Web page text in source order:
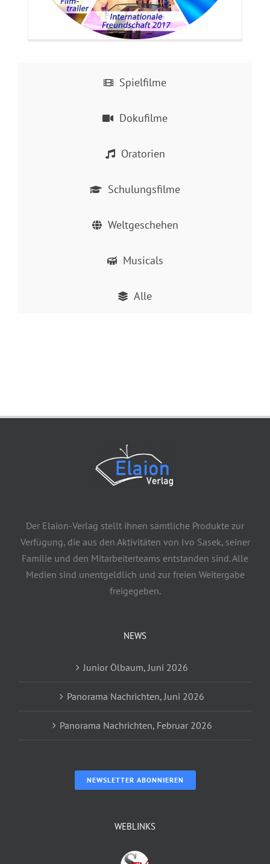
Spielfilme
Dokufilme
Oratorien
Schulungsfilme
Weltgeschehen
Musicals
Alle
Der Elaion-Verlag stellt ihnen sämtliche Produkte zur
Verfügung, die aus den Aktivitäten von Ivo Sasek, seiner
Familie und den Mitarbeiterteams entstanden sind. Alle
Medien sind unentgeldlich und zur freien Weitergabe
freigegeben.
NEWS
Junior Ölbaum, Juni 2026
Panorama Nachrichten, Juni 2026
Panorama Nachrichten, Februar 2026
NEWSLETTER ABONNIEREN
WEBLINKS